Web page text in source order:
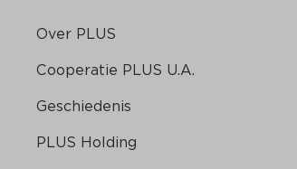
Over PLUS
Cooperatie PLUS U.A.
Geschiedenis
PLUS Holding